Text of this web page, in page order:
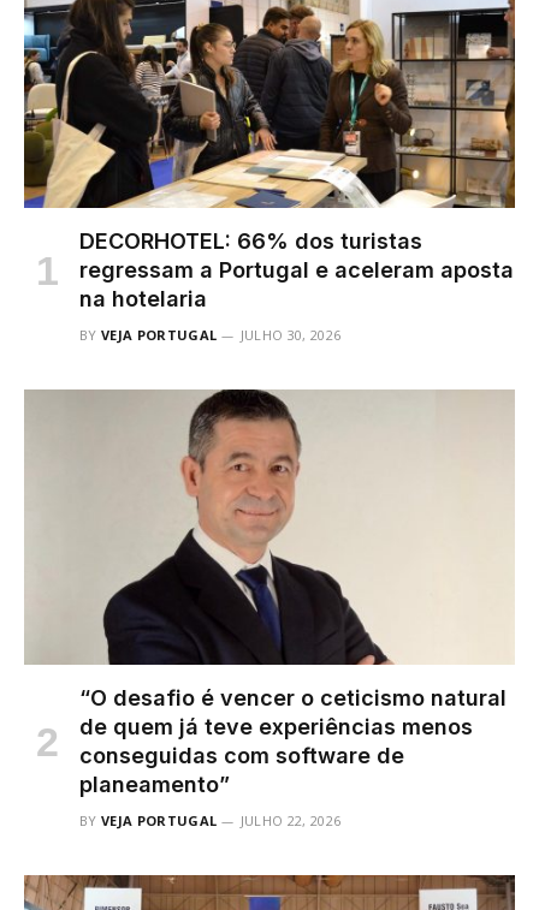
DECORHOTEL: 66% dos turistas
regressam a Portugal e aceleram aposta
na hotelaria
BY VEJA PORTUGAL JULHO 30, 2026
“O desafio é vencer o ceticismo natural
de quem já teve experiências menos
conseguidas com software de
planeamento”
BY VEJA PORTUGAL JULHO 22, 2026